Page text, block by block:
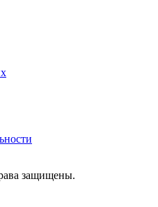
защищены.